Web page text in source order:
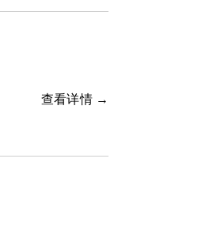
查看详情 →